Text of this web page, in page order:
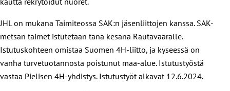
JHL on mukana Taimiteossa SAK:n jäsenliittojen kanssa. SAK-
metsän taimet istutetaan tänä kesänä Rautavaaralle.
Istutuskohteen omistaa Suomen 4H-liitto, ja kyseessä on
vanha turvetuotannosta poistunut maa-alue. Istutustyöstä
vastaa Pielisen 4H-yhdistys. Istutustyöt alkavat 12.6.2024.